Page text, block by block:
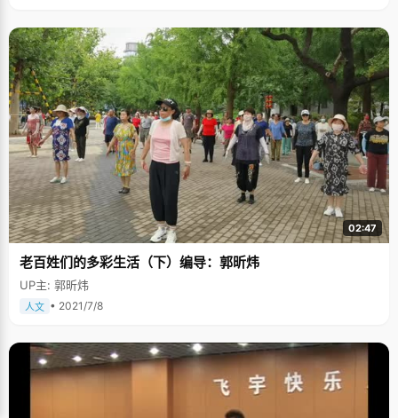
02:47
老百姓们的多彩生活（下）编导：郭昕炜
UP主: 郭昕炜
人文 • 2021/7/8